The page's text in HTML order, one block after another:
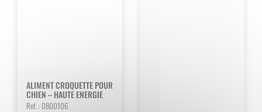
ALIMENT CROQUETTE POUR
CHIEN – HAUTE ENERGIE
Ref. : 0800106